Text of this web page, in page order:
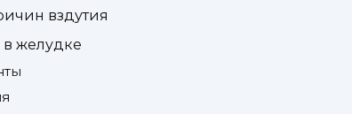
вздутия
в желудке